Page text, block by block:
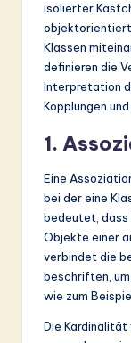
isolierter
Klassen
definieren die
Interpretation
Kopplungen
1.
Eine
bei der eine
bedeutet, dass
Objekte einer
verbindet die
beschriften,
wie zum
Die